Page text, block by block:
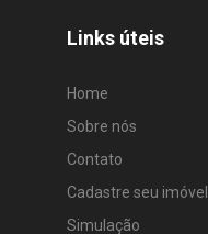
Links úteis
Home
Sobre nós
Contato
Cadastre seu imóvel
Simulação